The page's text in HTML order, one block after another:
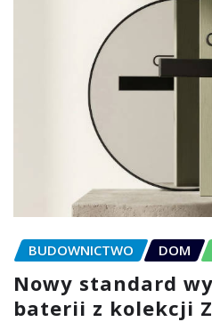
BUDOWNICTWO DOM
Nowy standard
baterii z kolekcji